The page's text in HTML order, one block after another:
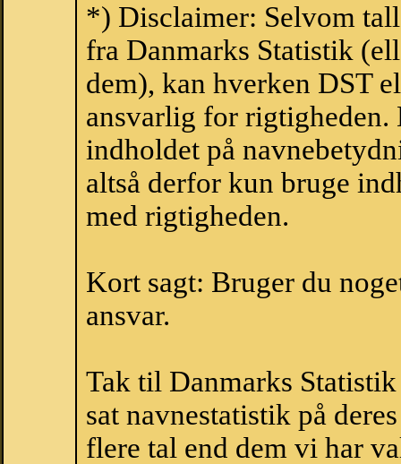
*) Disclaimer: Selvom
fra Danmarks Statistik
dem), kan hverken DST
ansvarlig for
indholdet på
altså derfor kun bruge
med rigtigheden.
Kort sagt: Bruger du
ansvar.
Tak til Danmarks
sat navnestatistik på
flere tal end dem vi har